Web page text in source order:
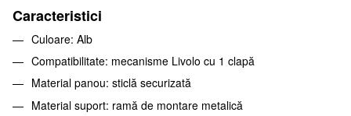
Caracteristici
Culoare: Alb
Compatibilitate: mecanisme Livolo cu 1 clapă
Material panou: sticlă securizată
Material suport: ramă de montare metalică